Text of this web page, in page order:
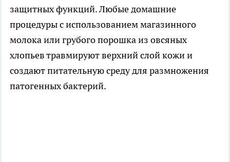
защитных функций. Любые домашние
процедуры с использованием магазинного
молока или грубого порошка из овсяных
хлопьев травмируют верхний слой кожи и
создают питательную среду для размножения
патогенных бактерий.